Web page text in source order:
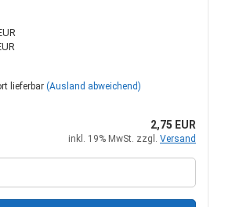
lieferbar (Ausland abweichend)
2,75 EUR
inkl. 19% MwSt. zzgl. Versand